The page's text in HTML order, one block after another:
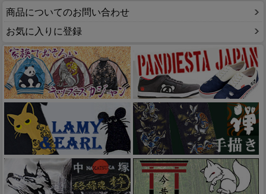
商品についてのお問い合わせ
お気に入りに登録